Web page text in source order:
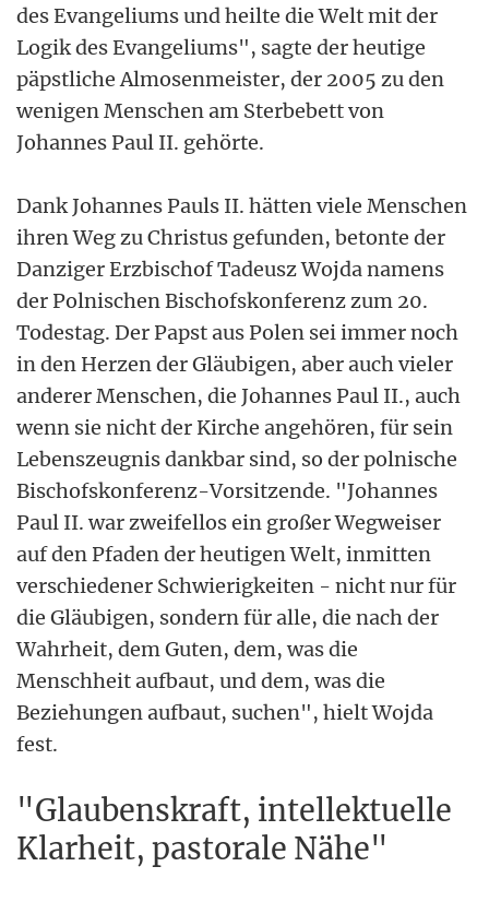
des Evangeliums und heilte die Welt mit der
Logik des Evangeliums", sagte der heutige
päpstliche Almosenmeister, der 2005 zu den
wenigen Menschen am Sterbebett von
Johannes Paul II. gehörte.
Dank Johannes Pauls II. hätten viele Menschen
ihren Weg zu Christus gefunden, betonte der
Danziger Erzbischof Tadeusz Wojda namens
der Polnischen Bischofskonferenz zum 20.
Todestag. Der Papst aus Polen sei immer noch
in den Herzen der Gläubigen, aber auch vieler
anderer Menschen, die Johannes Paul II., auch
wenn sie nicht der Kirche angehören, für sein
Lebenszeugnis dankbar sind, so der polnische
Bischofskonferenz-Vorsitzende. "Johannes
Paul II. war zweifellos ein großer Wegweiser
auf den Pfaden der heutigen Welt, inmitten
verschiedener Schwierigkeiten - nicht nur für
die Gläubigen, sondern für alle, die nach der
Wahrheit, dem Guten, dem, was die
Menschheit aufbaut, und dem, was die
Beziehungen aufbaut, suchen", hielt Wojda
fest.
"Glaubenskraft, intellektuelle
Klarheit, pastorale Nähe"